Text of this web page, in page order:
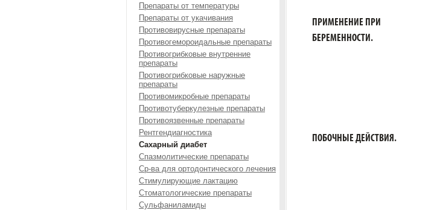
Препараты от температуры
Препараты от укачивания
Противовирусные препараты
Противогемороидальные препараты
Противогрибковые внутренние
препараты
Противогрибковые наружные
препараты
Противомикробные препараты
Противотуберкулезные препараты
Противоязвенные препараты
Рентгендиагностика
Сахарный диабет
Спазмолитические препараты
Ср-ва для ортодонтического лечения
Стимулирующие лактацию
Стоматологические препараты
Сульфаниламиды
ПРИМЕНЕНИЕ ПРИ
БЕРЕМЕННОСТИ.
ПОБОЧНЫЕ ДЕЙСТВИЯ.